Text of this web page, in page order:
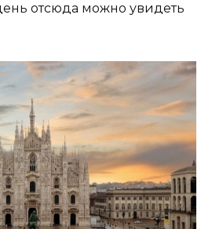
отсюда можно увидеть